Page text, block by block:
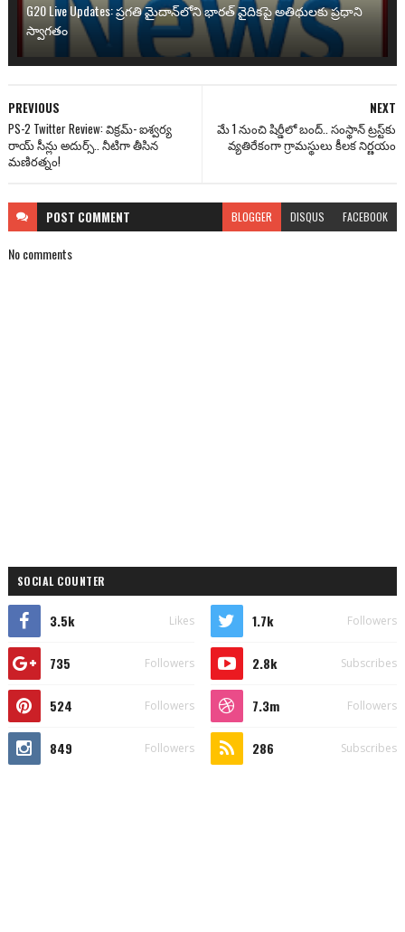
G20 Live Updates: ప్రగతి మైదాన్‌లోని భారత్ వైదికపై అతిథులకు ప్రధాని
స్వాగతం
NEXT
మే 1 నుంచి షిర్డీలో బంద్.. సంస్థాన్ ట్రస్ట్‌కు
వ్యతిరేకంగా గ్రామస్థులు కీలక నిర్ణయం
PREVIOUS
PS-2 Twitter Review: విక్రమ్- ఐశ్వర్య
రాయ్ సీన్లు అదుర్స్.. నీటిగా తీసిన
మణిరత్నం!
POST COMMENT BLOGGER DISQUS FACEBOOK
No comments
SOCIAL COUNTER
3.5k Likes 1.7k Followers
735 Followers 2.8k Subscribes
524 Followers 7.3m Followers
849 Followers 286 Subscribes